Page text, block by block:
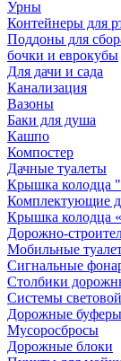
Урны
Контейнеры для
Поддоны для
бочки и еврокубы
Для дачи и сада
Канализация
Вазоны
Баки для душа
Кашпо
Компостер
Дачные туалеты
Крышка колодца
Комплектующие
Крышка колодца
Дорожно-
Мобильные
Сигнальные
Столбики
Системы
Дорожные буферы
Мусоросбросы
Дорожные блоки